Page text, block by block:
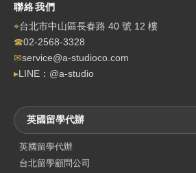
聯絡我們
⌖台北市中山區長春路 40 號 12 樓
☎02-2568-3328
✉service@a-studioco.com
▸LINE：@a-studio
英國留學代辦
英國留學代辦
台北留學顧問公司